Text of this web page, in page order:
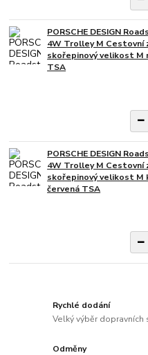
PORSCHE DESIGN
4W Trolley M Cestovní
skořepinový velikost M
TSA
PORSCHE DESIGN
4W Trolley M Cestovní
skořepinový velikost M
červená TSA
Rychlé dodání
Velký výběr
Odměny